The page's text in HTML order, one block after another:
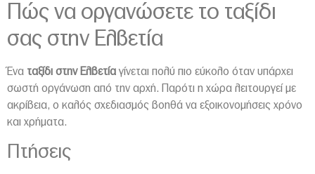
Πώς να οργανώσετε το ταξίδι
σας στην Ελβετία
Ένα ταξίδι στην Ελβετία γίνεται πολύ πιο εύκολο όταν υπάρχει
σωστή οργάνωση από την αρχή. Παρότι η χώρα λειτουργεί με
ακρίβεια, ο καλός σχεδιασμός βοηθά να εξοικονομήσεις χρόνο
και χρήματα.
Πτήσεις